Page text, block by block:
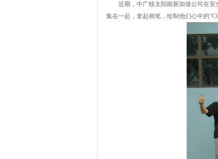
近期，中广核太阳能新加坡公司在
集在一起，拿起画笔，绘制他们心中的